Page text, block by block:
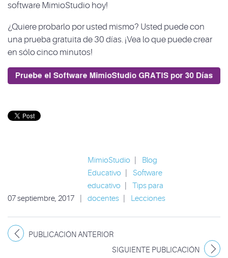
software MimioStudio hoy!
¿Quiere probarlo por usted mismo? Usted puede con
una prueba gratuita de 30 días. ¡Vea lo que puede crear
en sólo cinco minutos!
07 septiembre, 2017
MimioStudio
Blog
Educativo
Software
educativo
Tips para
docentes
Lecciones
PUBLICACIÓN ANTERIOR
SIGUIENTE PUBLICACIÓN